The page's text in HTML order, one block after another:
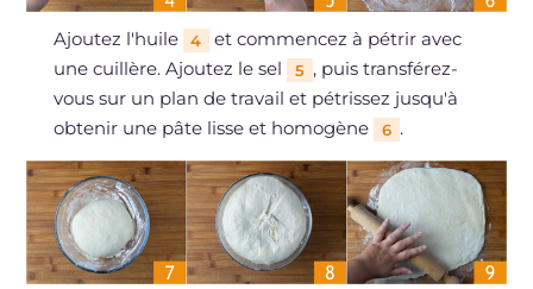
Ajoutez l'huile 4
et commencez à pétrir avec
une cuillère. Ajoutez le sel
5 , puis transférez-
vous sur un plan de travail et pétrissez jusqu'à
obtenir une pâte lisse et homogène
6 .